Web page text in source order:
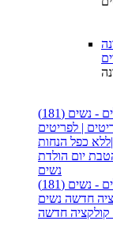
נשים (181)
נשים
נשים (181)
קולקציה חדשה